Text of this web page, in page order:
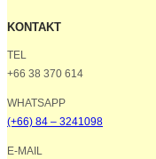
KONTAKT
TEL
+66 38 370 614
WHATSAPP
(+66) 84 – 3241098
E-MAIL